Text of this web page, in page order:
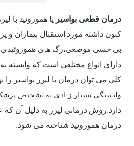
درمان قطعی بواسیر یا هموروئید با
کنون داشته مورد استقبال بیماران
بی حسی موضعی،رگ های
دارای انواع مختلفی است که وابسته
کلی می توان درمان با لیزر بواسیر
وابستگی بسیار زیادی به تشخیص پزشک
دارد.روش درمانی لیزر به دلیل آن
درمان هموروئید شناخته می شود.